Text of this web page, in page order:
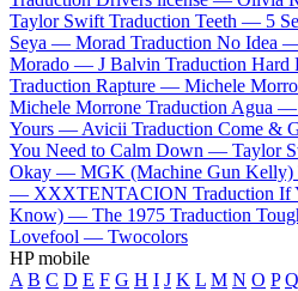
Taylor Swift Traduction Teeth — 5
Seya — Morad Traduction No Idea
Morado — J Balvin Traduction
Traduction Rapture — Michele
Michele Morrone Traduction Agua —
Yours — Avicii Traduction Come &
You Need to Calm Down — Taylor
Okay — MGK (Machine Gun Kelly)
— XXXTENTACION Traduction If
Know) — The 1975 Traduction
Lovefool — Twocolors
HP mobile
A B C D E F G H I J K L M N O P Q